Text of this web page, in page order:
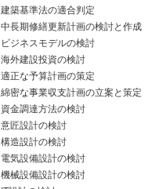
建築基準法の適合判定
中長期修繕更新計画の検討と作成
ビジネスモデルの検討
海外建設投資の検討
適正な予算計画の策定
綿密な事業収支計画の立案と策定
資金調達方法の検討
意匠設計の検討
構造設計の検討
電気設備設計の検討
機械設備設計の検討